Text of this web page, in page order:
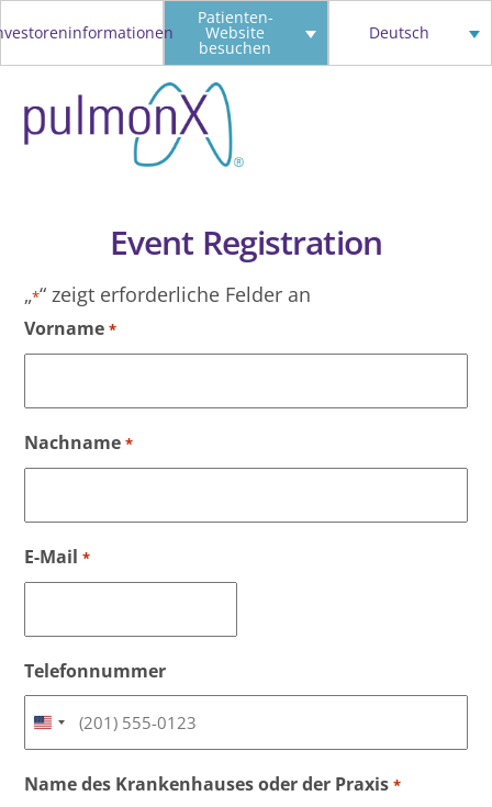
to
Deutsch
Patienten-
Website
besuchen
Event Registration
„*“ zeigt erforderliche Felder an
Vorname *
Nachname *
E-Mail *
Telefonnummer
V
R
Name des Krankenhauses oder der Praxis *